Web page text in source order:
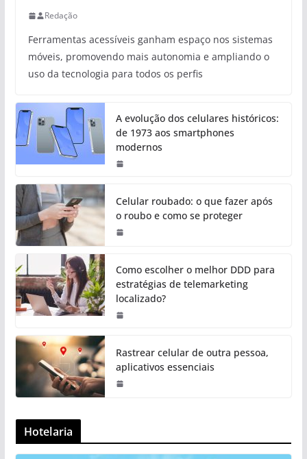
Redação
Ferramentas acessíveis ganham espaço nos sistemas
móveis, promovendo mais autonomia e ampliando o
uso da tecnologia para todos os perfis
A evolução dos celulares históricos:
de 1973 aos smartphones
modernos
Celular roubado: o que fazer após
o roubo e como se proteger
Como escolher o melhor DDD para
estratégias de telemarketing
localizado?
Rastrear celular de outra pessoa,
aplicativos essenciais
Hotelaria